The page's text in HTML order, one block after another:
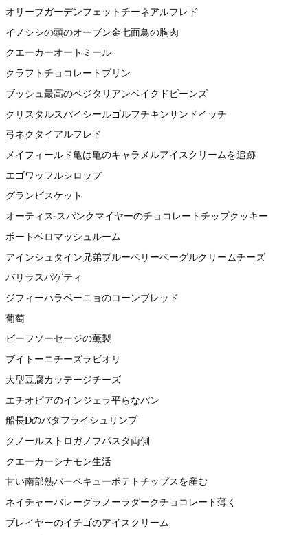
オリーブガーデンフェットチーネアルフレド
イノシシの頭のオーブン金七面鳥の胸肉
クエーカーオートミール
クラフトチョコレートプリン
ブッシュ最高のベジタリアンベイクドビーンズ
クリスタルスパイシールゴルフチキンサンドイッチ
弓ネクタイアルフレド
メイフィールド亀は亀のキャラメルアイスクリームを追跡
エゴワッフルシロップ
グランビスケット
オーティス·スパンクマイヤーのチョコレートチップクッキー
ポートベロマッシュルーム
アインシュタイン兄弟ブルーベリーベーグルクリームチーズ
バリラスパゲティ
ジフィーハラペーニョのコーンブレッド
葡萄
ビーフソーセージの薫製
ブイトーニチーズラビオリ
大型豆腐カッテージチーズ
エチオピアのインジェラ平らなパン
船長Dのバタフライシュリンプ
クノールストロガノフパスタ両側
クエーカーシナモン生活
甘い南部熱バーベキューポテトチップスを産む
ネイチャーバレーグラノーラダークチョコレート薄く
ブレイヤーのイチゴのアイスクリーム